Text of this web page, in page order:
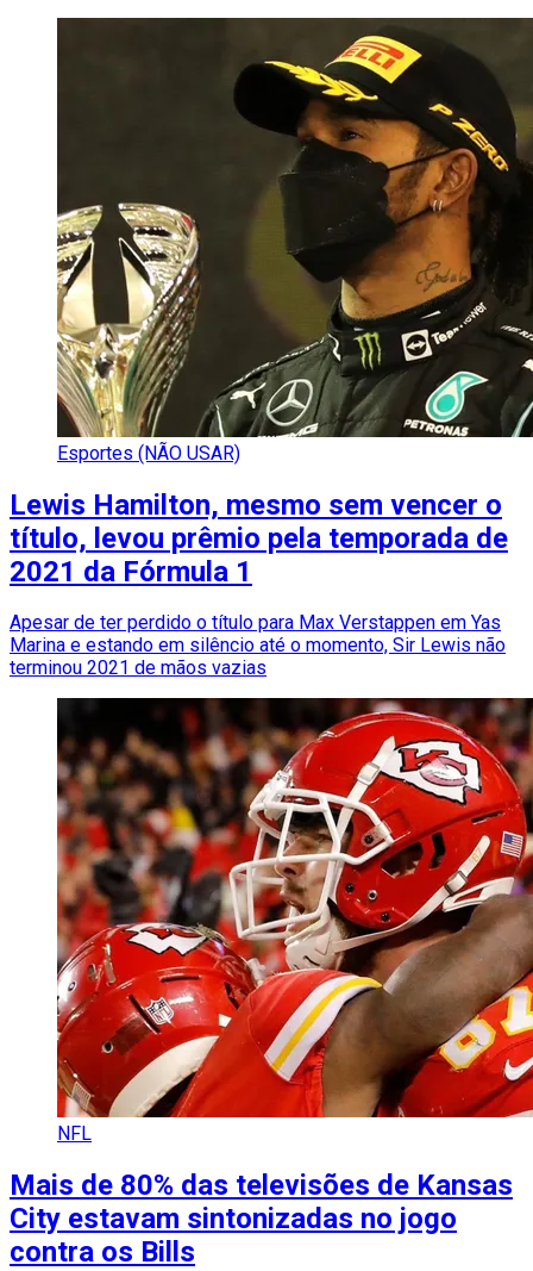
Esportes (NÃO USAR)
Lewis Hamilton, mesmo sem vencer o
título, levou prêmio pela temporada de
2021 da Fórmula 1
Apesar de ter perdido o título para Max Verstappen em Yas
Marina e estando em silêncio até o momento, Sir Lewis não
terminou 2021 de mãos vazias
NFL
Mais de 80% das televisões de Kansas
City estavam sintonizadas no jogo
contra os Bills